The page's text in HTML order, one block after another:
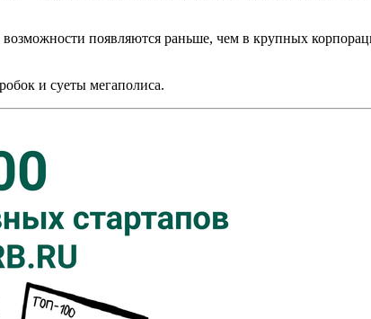
появляются раньше, чем в крупных
и суеты мегаполиса.